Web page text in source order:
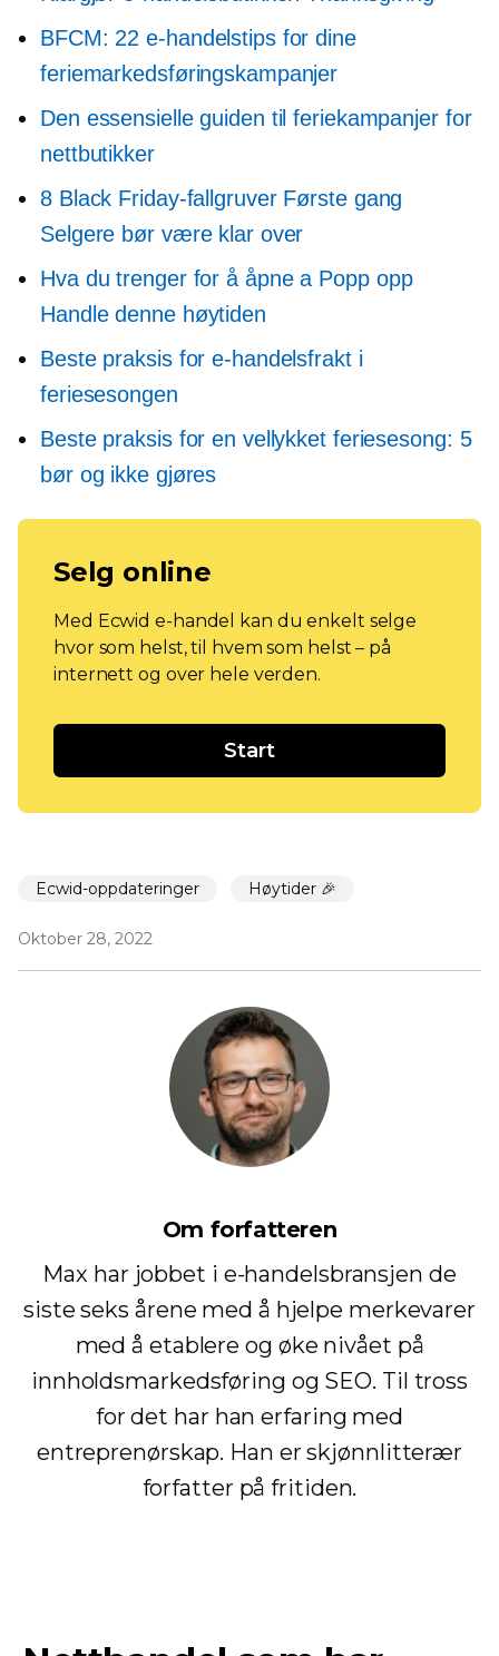
BFCM: 22 e-handelstips for dine
feriemarkedsføringskampanjer
Den essensielle guiden til feriekampanjer for
nettbutikker
8 Black Friday-fallgruver Første gang
Selgere bør være klar over
Hva du trenger for å åpne a Popp opp
Handle denne høytiden
Beste praksis for e-handelsfrakt i
feriesesongen
Beste praksis for en vellykket feriesesong: 5
bør og ikke gjøres
Selg online
Med Ecwid e-handel kan du enkelt selge
hvor som helst, til hvem som helst – på
internett og over hele verden.
Start
Ecwid-oppdateringer Høytider 🎉
Oktober 28, 2022
Om forfatteren
Max har jobbet i e-handelsbransjen de
siste seks årene med å hjelpe merkevarer
med å etablere og øke nivået på
innholdsmarkedsføring og SEO. Til tross
for det har han erfaring med
entreprenørskap. Han er skjønnlitterær
forfatter på fritiden.